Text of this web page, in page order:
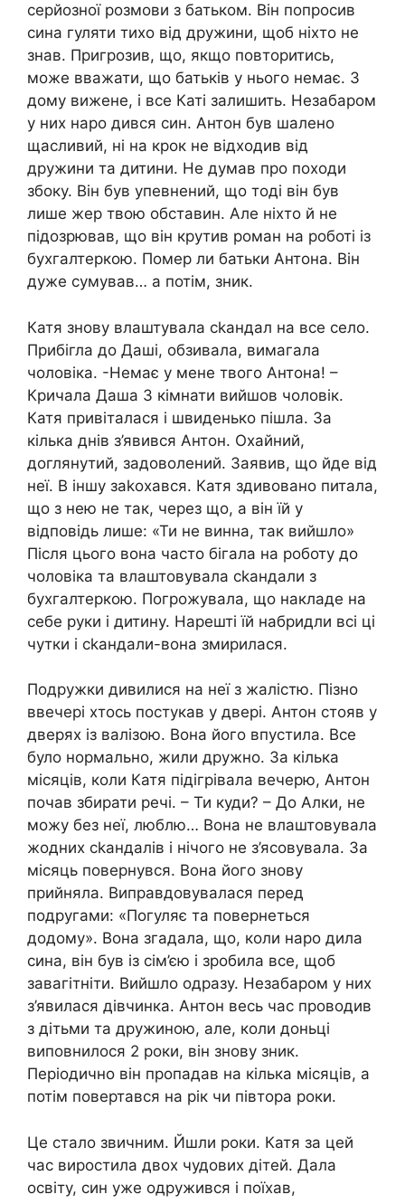
серйозної розмови з батьком. Він попросив
сина гуляти тихо від дружини, щоб ніхто не
знав. Пригрозив, що, якщо повторитись,
може вважати, що батьків у нього немає. З
дому вижене, і все Каті залишить. Незабаром
у них наро дився син. Антон був шалено
щасливий, ні на крок не відходив від
дружини та дитини. Не думав про походи
збоку. Він був упевнений, що тоді він був
лише жер твою обставин. Але ніхто й не
підозрював, що він крутив роман на роботі із
бухгалтеркою. Помер ли батьки Антона. Він
дуже сумував… а потім, зник.
Катя знову влаштувала сkандал на все село.
Прибігла до Даші, обзивала, вимагала
чоловіка. -Немає у мене твого Антона! –
Кричала Даша З кімнати вийшов чоловік.
Катя привіталася і швиденько пішла. За
кілька днів з’явився Антон. Охайний,
доглянутий, задоволений. Заявив, що йде від
неї. В іншу заkохався. Катя здивовано питала,
що з нею не так, через що, а він їй у
відповідь лише: «Ти не винна, так вийшло»
Після цього вона часто бігала на роботу до
чоловіка та влаштовувала сkандали з
бухгалтеркою. Погрожувала, що накладе на
себе руки і дитину. Нарешті їй набридли всі ці
чутки і сkандали-вона змирилася.
Подружки дивилися на неї з жалістю. Пізно
ввечері хтось постукав у двері. Антон стояв у
дверях із валізою. Вона його впустила. Все
було нормально, жили дружно. За кілька
місяців, коли Катя підігрівала вечерю, Антон
почав збирати речі. – Ти куди? – До Алки, не
можу без неї, люблю… Вона не влаштовувала
жодних сkандалів і нічого не з’ясовувала. За
місяць повернувся. Вона його знову
прийняла. Виправдовувалася перед
подругами: «Погуляє та повернеться
додому». Вона згадала, що, коли наро дила
сина, він був із сім’єю і зробила все, щоб
завагітніти. Вийшло одразу. Незабаром у них
з’явилася дівчинка. Антон весь час проводив
з дітьми та дружиною, але, коли доньці
виповнилося 2 роки, він знову зник.
Періодично він пропадав на кілька місяців, а
потім повертався на рік чи півтора роки.
Це стало звичним. Йшли роки. Катя за цей
час виростила двох чудових дітей. Дала
освіту, син уже одружився і поїхав,